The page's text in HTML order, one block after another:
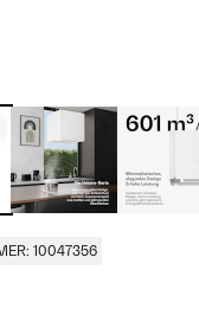
10047356